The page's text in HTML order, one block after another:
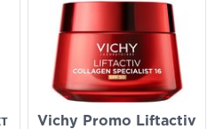
Vichy Promo Liftactiv